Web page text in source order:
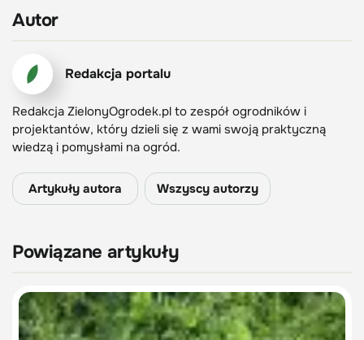
Autor
Redakcja portalu
Redakcja ZielonyOgrodek.pl to zespół ogrodników i
projektantów, który dzieli się z wami swoją praktyczną
wiedzą i pomysłami na ogród.
Artykuły autora Wszyscy autorzy
Powiązane artykuły